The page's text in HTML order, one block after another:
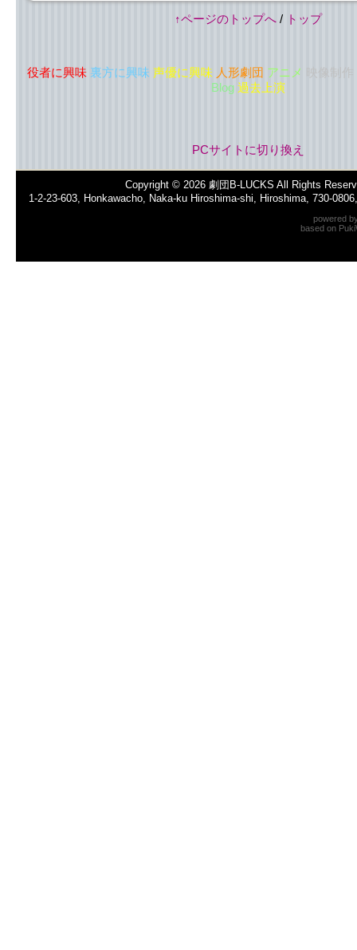
↑ページのトップへ/ トップ
役者に興味 裏方に興味 声優に興味 人形劇団 アニメ
映像制作
Blog 過去上演
PCサイトに切り換え
Copyright © 2026 劇団B-LUCKS All Rights
1-2-23-603, Honkawacho, Naka-ku Hiroshima-shi, Hiroshima, 730-
powered
based on